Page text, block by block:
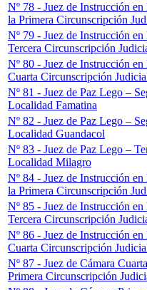
Nº 78 - Juez de Instrucción
la Primera Circunscripción
Nº 79 - Juez de Instrucción
Tercera Circunscripción
Nº 80 - Juez de Instrucción
Cuarta Circunscripción
Nº 81 - Juez de Paz Lego –
Localidad Famatina
Nº 82 - Juez de Paz Lego –
Localidad Guandacol
Nº 83 - Juez de Paz Lego –
Localidad Milagro
Nº 84 - Juez de Instrucción
la Primera Circunscripción
Nº 85 - Juez de Instrucción
Tercera Circunscripción
Nº 86 - Juez de Instrucción
Cuarta Circunscripción
Nº 87 - Juez de Cámara
Primera Circunscripción